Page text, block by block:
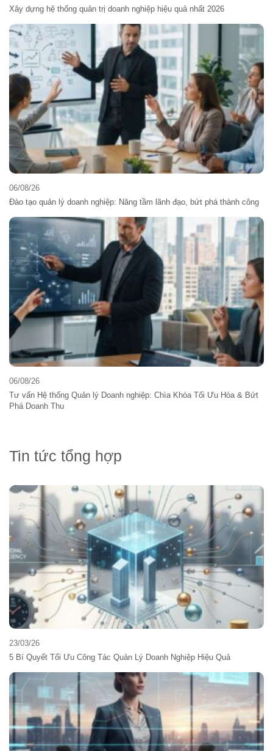
Xây dựng hệ thống quản trị doanh nghiệp hiệu quả nhất 2026
06/08/26
Đào tạo quản lý doanh nghiệp: Nâng tầm lãnh đạo, bứt phá thành công
06/08/26
Tư vấn Hệ thống Quản lý Doanh nghiệp: Chìa Khóa Tối Ưu Hóa & Bứt
Phá Doanh Thu
Tin tức tổng hợp
23/03/26
5 Bí Quyết Tối Ưu Công Tác Quản Lý Doanh Nghiệp Hiệu Quả